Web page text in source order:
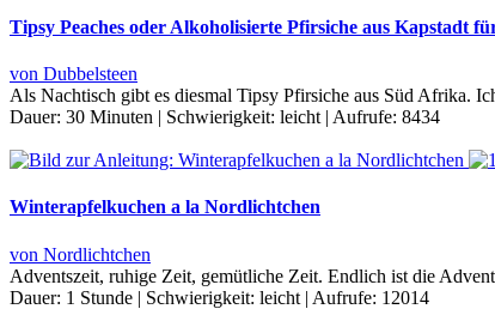
Tipsy Peaches oder Alkoholisierte Pfirsiche aus Kapstadt
von Dubbelsteen
Als Nachtisch gibt es diesmal Tipsy Pfirsiche aus Süd Afrika.
Dauer: 30 Minuten | Schwierigkeit: leicht | Aufrufe: 8434
Winterapfelkuchen a la Nordlichtchen
von Nordlichtchen
Adventszeit, ruhige Zeit, gemütliche Zeit. Endlich ist die
Dauer: 1 Stunde | Schwierigkeit: leicht | Aufrufe: 12014